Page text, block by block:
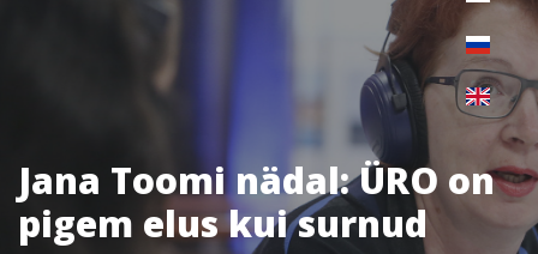
Jana Toomi nädal: ÜRO on
pigem elus kui surnud